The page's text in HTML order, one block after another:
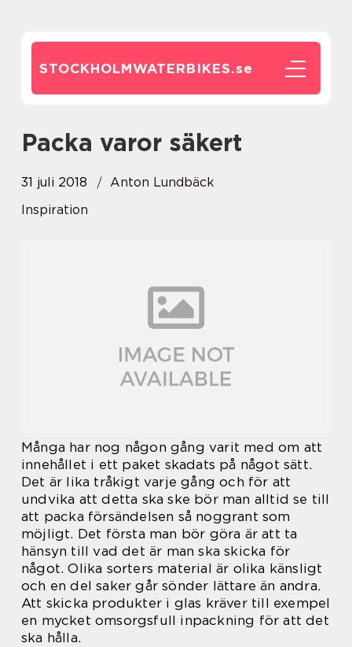
STOCKHOLMWATERBIKES.se
Packa varor säkert
31 juli 2018
Anton Lundbäck
Inspiration
Många har nog någon gång varit med om att
innehållet i ett paket skadats på något sätt.
Det är lika tråkigt varje gång och för att
undvika att detta ska ske bör man alltid se till
att packa försändelsen så noggrant som
möjligt. Det första man bör göra är att ta
hänsyn till vad det är man ska skicka för
något. Olika sorters material är olika känsligt
och en del saker går sönder lättare än andra.
Att skicka produkter i glas kräver till exempel
en mycket omsorgsfull inpackning för att det
ska hålla.